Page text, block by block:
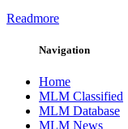
Readmore
Navigation
Home
MLM Classified
MLM Database
MLM News